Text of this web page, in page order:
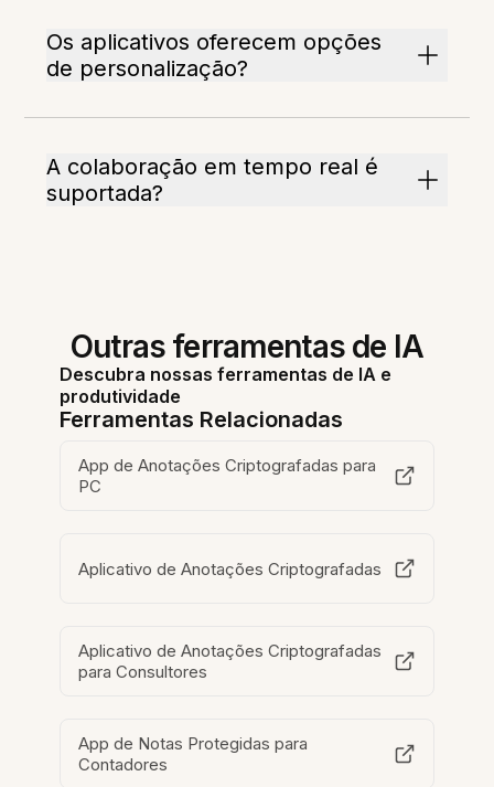
Os aplicativos oferecem opções
de personalização?
A colaboração em tempo real é
suportada?
Outras ferramentas de IA
Descubra nossas ferramentas de IA e
produtividade
Ferramentas Relacionadas
App de Anotações Criptografadas para
PC
Aplicativo de Anotações Criptografadas
Aplicativo de Anotações Criptografadas
para Consultores
App de Notas Protegidas para
Contadores